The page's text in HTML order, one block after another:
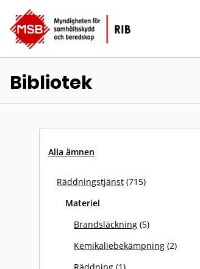
Bibliotek
Alla ämnen
Räddningstjänst (715)
Materiel
Brandsläckning (5)
Kemikaliebekämpning (2)